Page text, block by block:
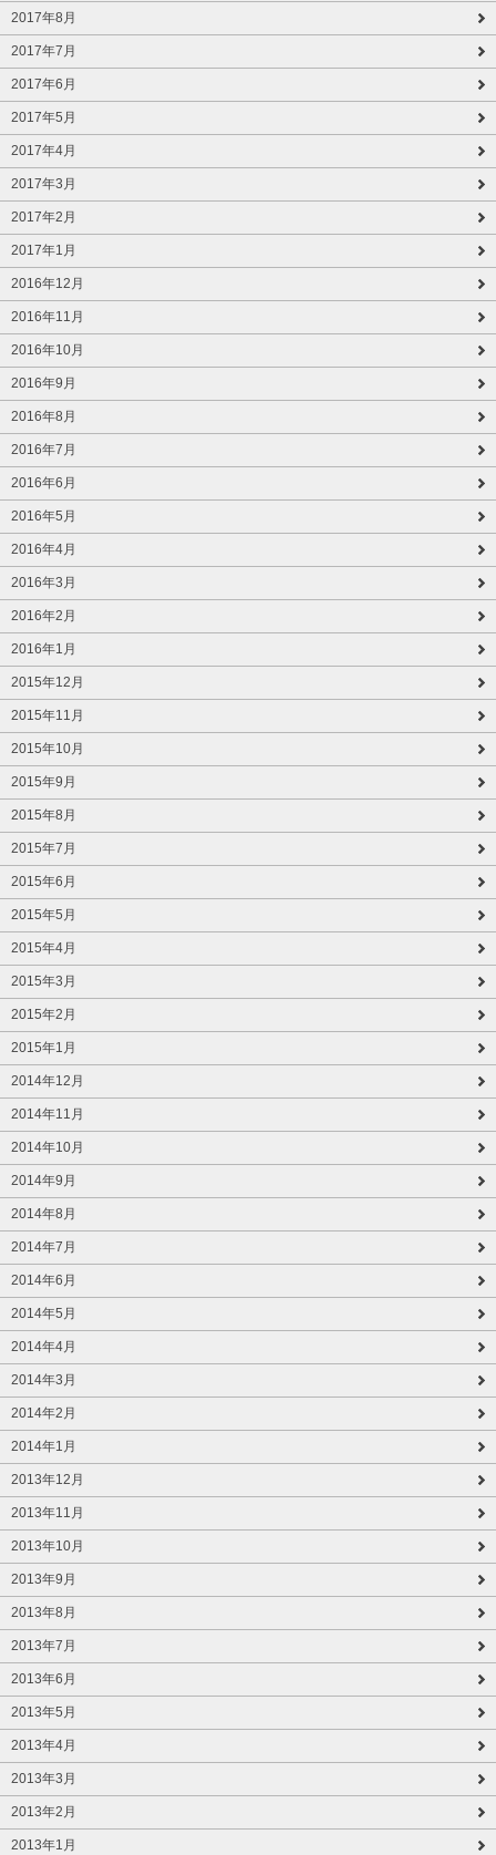
2017年8月
2017年7月
2017年6月
2017年5月
2017年4月
2017年3月
2017年2月
2017年1月
2016年12月
2016年11月
2016年10月
2016年9月
2016年8月
2016年7月
2016年6月
2016年5月
2016年4月
2016年3月
2016年2月
2016年1月
2015年12月
2015年11月
2015年10月
2015年9月
2015年8月
2015年7月
2015年6月
2015年5月
2015年4月
2015年3月
2015年2月
2015年1月
2014年12月
2014年11月
2014年10月
2014年9月
2014年8月
2014年7月
2014年6月
2014年5月
2014年4月
2014年3月
2014年2月
2014年1月
2013年12月
2013年11月
2013年10月
2013年9月
2013年8月
2013年7月
2013年6月
2013年5月
2013年4月
2013年3月
2013年2月
2013年1月